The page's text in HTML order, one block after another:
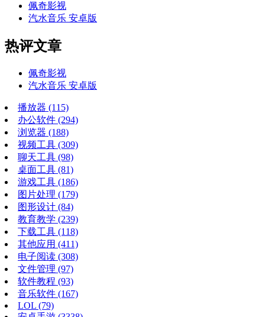
佩奇影视
汽水音乐 安卓版
热评文章
佩奇影视
汽水音乐 安卓版
播放器 (115)
办公软件 (294)
浏览器 (188)
视频工具 (309)
聊天工具 (98)
桌面工具 (81)
游戏工具 (186)
图片处理 (179)
图形设计 (84)
教育教学 (239)
下载工具 (118)
其他应用 (411)
电子阅读 (308)
文件管理 (97)
软件教程 (93)
音乐软件 (167)
LOL (79)